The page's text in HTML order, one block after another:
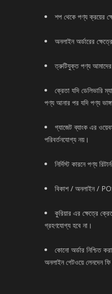
শপ থেকে পণ্য ক্রয়ের
অনলাইন অর্ডারের
ত্রুটিযুক্ত পণ্য আমাদের
ক্রেতা যদি ডেলিভারি
পণ্য আনার পর যদি পণ্য
গ্যাজেট ব্যাংক এর
পরিবর্তনযোগ্য নয়।
নির্দিস্ট কারনে পণ্য
বিকাশ / অনলাইন / POS
কুরিয়ার এর ক্ষেত্রে
গ্রহণযোগ্য হবে না।
কোনো অর্ডার নিশ্চিত
অনলাইন গেটওয়ে লেনদেন ফি